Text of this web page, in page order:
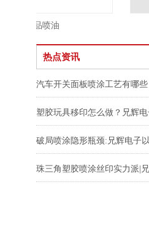
电子产品喷油
热点资讯
汽车开关面板喷涂工艺有哪些
珠三角塑胶喷涂丝印实力派|